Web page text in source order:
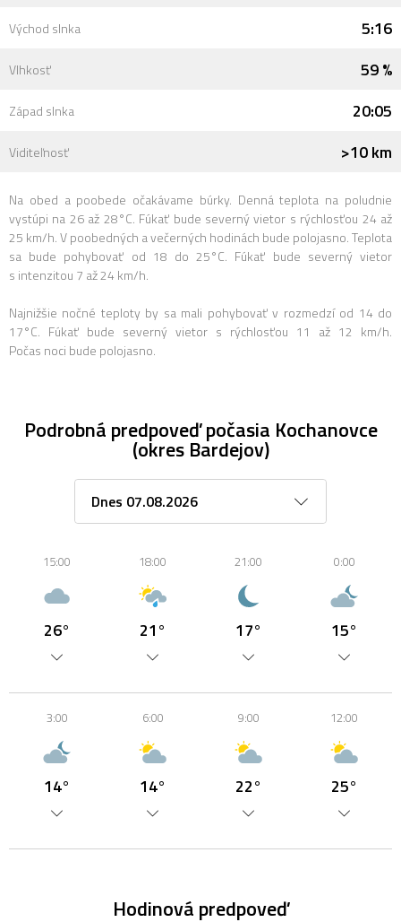
Východ slnka 5:16
Vlhkosť 59 %
Západ slnka 20:05
Viditeľnosť >10 km
Na obed a poobede očakávame búrky. Denná teplota na poludnie
vystúpi na 26 až 28°C. Fúkať bude severný vietor s rýchlosťou 24 až
25 km/h. V poobedných a večerných hodinách bude polojasno. Teplota
sa bude pohybovať od 18 do 25°C. Fúkať bude severný vietor
s intenzitou 7 až 24 km/h.
Najnižšie nočné teploty by sa mali pohybovať v rozmedzí od 14 do
17°C. Fúkať bude severný vietor s rýchlosťou 11 až 12 km/h.
Počas noci bude polojasno.
Podrobná predpoveď počasia Kochanovce
(okres Bardejov)
15:00
26°
18:00
21°
21:00
17°
0:00
15°
3:00
14°
6:00
14°
9:00
22°
12:00
25°
Hodinová predpoveď